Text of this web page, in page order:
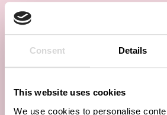
Consent Details
This website uses cookies
We use cookies to personalise